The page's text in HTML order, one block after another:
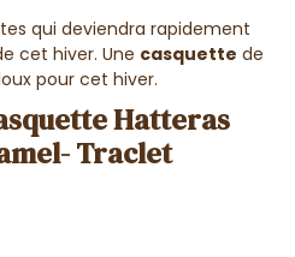
qui deviendra rapidement
cet hiver. Une casquette de
pour cet hiver.
Hatteras
Traclet